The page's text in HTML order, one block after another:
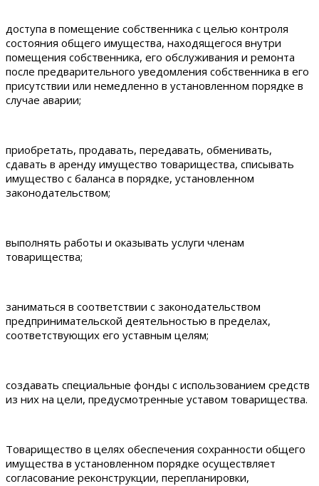
доступа в помещение собственника с целью контроля
состояния общего имущества, находящегося внутри
помещения собственника, его обслуживания и ремонта
после предварительного уведомления собственника в его
присутствии или немедленно в установленном порядке в
случае аварии;
приобретать, продавать, передавать, обменивать,
сдавать в аренду имущество товарищества, списывать
имущество с баланса в порядке, установленном
законодательством;
выполнять работы и оказывать услуги членам
товарищества;
заниматься в соответствии с законодательством
предпринимательской деятельностью в пределах,
соответствующих его уставным целям;
создавать специальные фонды с использованием средств
из них на цели, предусмотренные уставом товарищества.
Товарищество в целях обеспечения сохранности общего
имущества в установленном порядке осуществляет
согласование реконструкции, перепланировки,